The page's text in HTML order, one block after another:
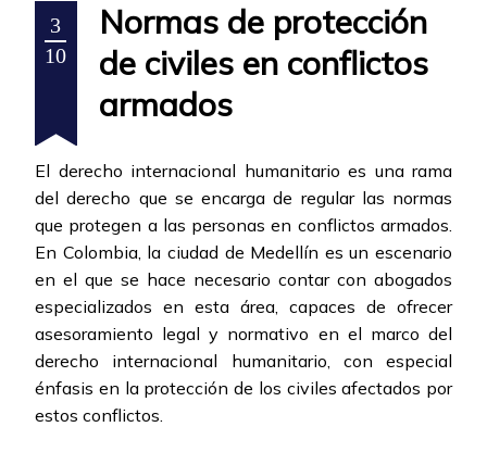
3
10
Normas de protección
de civiles en conflictos
armados
El derecho internacional humanitario es una rama
del derecho que se encarga de regular las normas
que protegen a las personas en conflictos armados.
En Colombia, la ciudad de Medellín es un escenario
en el que se hace necesario contar con abogados
especializados en esta área, capaces de ofrecer
asesoramiento legal y normativo en el marco del
derecho internacional humanitario, con especial
énfasis en la protección de los civiles afectados por
estos conflictos.